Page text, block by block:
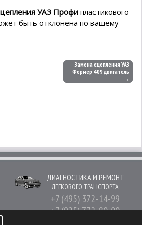
УАЗ Профипластикового
быть отклонена по вашему
Замена сцепления УАЗ
Фермер 409 двигатель
→
ДИАГНОСТИКА И РЕМОНТ
ЛЕГКОВОГО ТРАНСПОРТА
+7 (495) 372-14-99
+7 (925) 772-80-00